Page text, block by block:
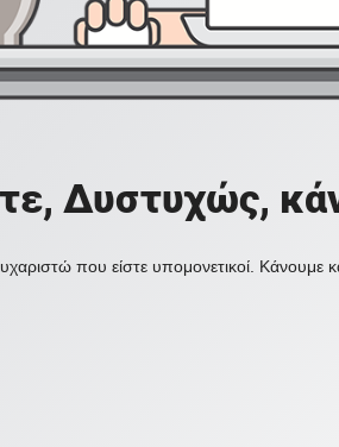
Δυστυχώς,
που είστε υπομονετικοί. Κάνουμε